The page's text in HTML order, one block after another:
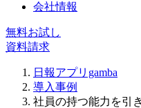
会社情報
無料お試し
資料請求
日報アプリgamba
導入事例
社員の持つ能力を引